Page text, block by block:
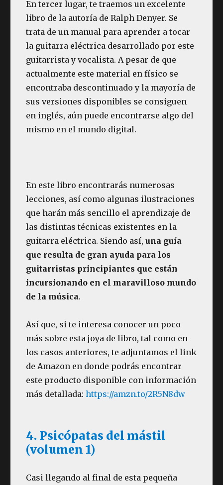
En tercer lugar, te traemos un excelente
libro de la autoría de Ralph Denyer. Se
trata de un manual para aprender a tocar
la guitarra eléctrica desarrollado por este
guitarrista y vocalista. A pesar de que
actualmente este material en físico se
encontraba descontinuado y la mayoría de
sus versiones disponibles se consiguen
en inglés, aún puede encontrarse algo del
mismo en el mundo digital.
En este libro encontrarás numerosas
lecciones, así como algunas ilustraciones
que harán más sencillo el aprendizaje de
las distintas técnicas existentes en la
guitarra eléctrica. Siendo así,una guía
que resulta de gran ayuda para los
guitarristas principiantes que están
incursionando en el maravilloso mundo
de la música.
Así que, si te interesa conocer un poco
más sobre esta joya de libro, tal como en
los casos anteriores, te adjuntamos el link
de Amazon en donde podrás encontrar
este producto disponible con información
más detallada:https://amzn.to/2R5N8dw
4. Psicópatas del mástil
(volumen 1)
Casi llegando al final de esta pequeña